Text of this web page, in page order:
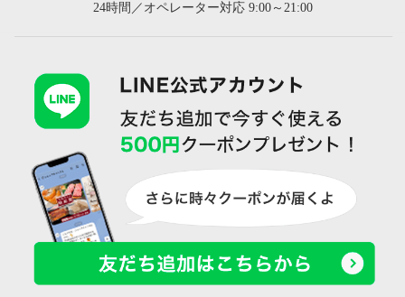
24時間／オペレーター対応 9:00～21:00